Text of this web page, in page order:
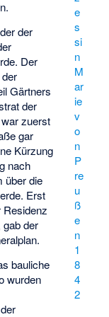
e
s
si
n
M
ar
ie
v
o
n
P
re
u
ß
e
n
1
8
4
2
der
Der
Gärtners
der
zuerst
gar
Kürzung
nach
über die
Erst
Residenz
gab der
bauliche
wurden